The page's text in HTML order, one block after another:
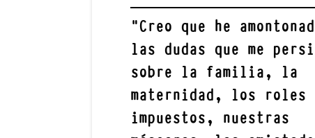
"Creo que he
las dudas que me
sobre la familia, la
maternidad, los roles
impuestos, nuestras